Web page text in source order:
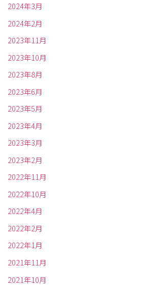
2024年3月
2024年2月
2023年11月
2023年10月
2023年8月
2023年6月
2023年5月
2023年4月
2023年3月
2023年2月
2022年11月
2022年10月
2022年4月
2022年2月
2022年1月
2021年11月
2021年10月